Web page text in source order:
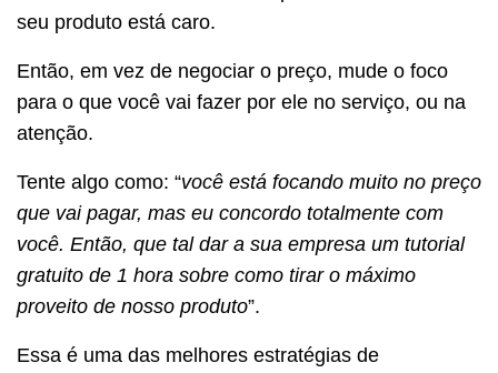
seu produto está caro.
Então, em vez de negociar o preço, mude o foco
para o que você vai fazer por ele no serviço, ou na
atenção.
Tente algo como: “você está focando muito no preço
que vai pagar, mas eu concordo totalmente com
você. Então, que tal dar a sua empresa um tutorial
gratuito de 1 hora sobre como tirar o máximo
proveito de nosso produto”.
Essa é uma das melhores estratégias de